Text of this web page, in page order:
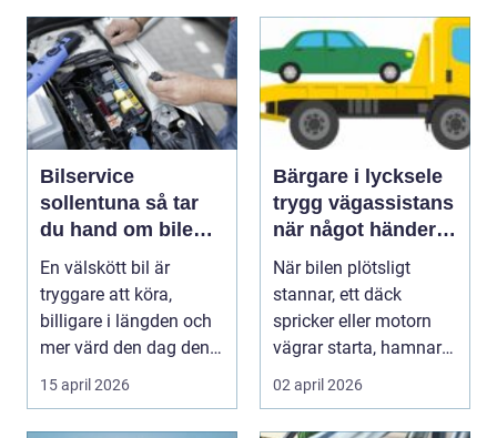
Bilservice
sollentuna så tar
du hand om bilen
på rätt sätt
En välskött bil är
tryggare att köra,
billigare i längden och
mer värd den dag den
ska säljas. Många...
15 april 2026
Bärgare i lycksele
trygg vägassistans
när något händer
på vägen
När bilen plötsligt
stannar, ett däck
spricker eller motorn
vägrar starta, hamnar
många i samma läge...
02 april 2026